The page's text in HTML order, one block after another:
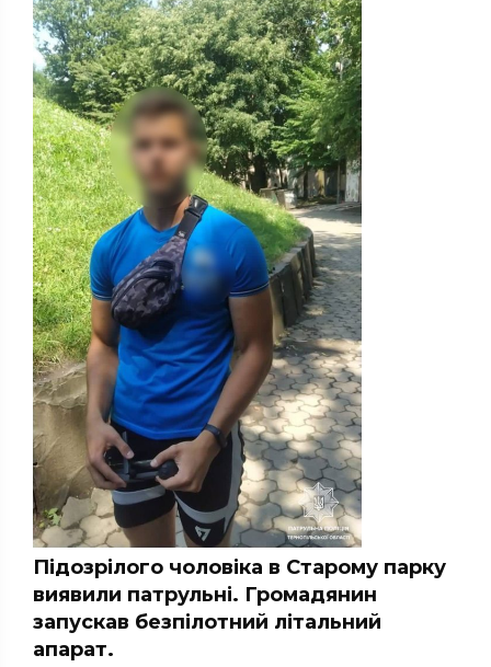
Підозрілого чоловіка в Старому парку
виявили патрульні. Громадянин
запускав безпілотний літальний
апарат.